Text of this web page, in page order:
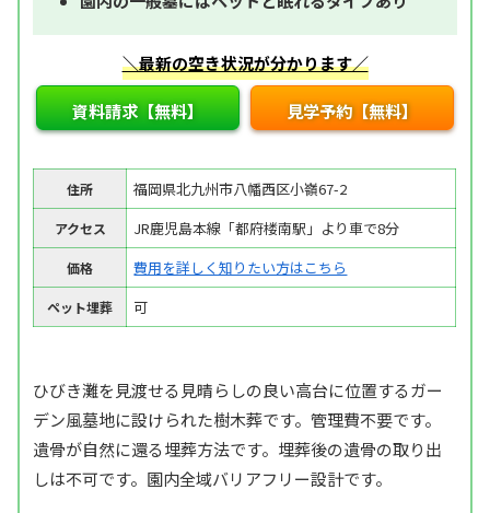
＼最新の空き状況が分かります／
資料請求【無料】 見学予約【無料】
住所 福岡県北九州市八幡西区小嶺67-2
アクセス JR鹿児島本線「都府楼南駅」より車で8分
価格 費用を詳しく知りたい方はこちら
ペット埋葬 可
ひびき灘を見渡せる見晴らしの良い高台に位置するガー
デン風墓地に設けられた樹木葬です。管理費不要です。
遺骨が自然に還る埋葬方法です。埋葬後の遺骨の取り出
しは不可です。園内全域バリアフリー設計です。